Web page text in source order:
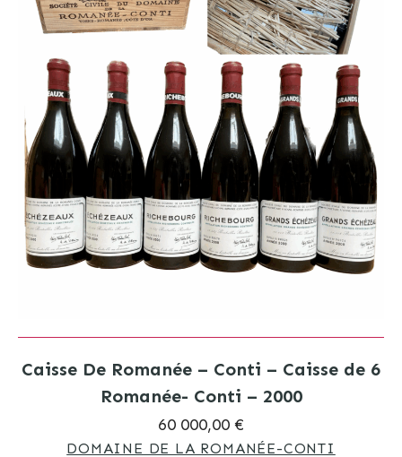
Caisse De Romanée – Conti – Caisse de 6
Romanée- Conti – 2000
60 000,00 €
DOMAINE DE LA ROMANÉE-CONTI